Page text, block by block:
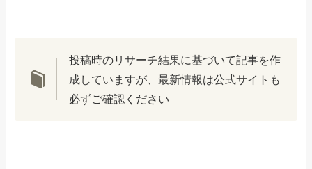
投稿時のリサーチ結果に基づいて記事を作
成していますが、最新情報は公式サイトも
必ずご確認ください